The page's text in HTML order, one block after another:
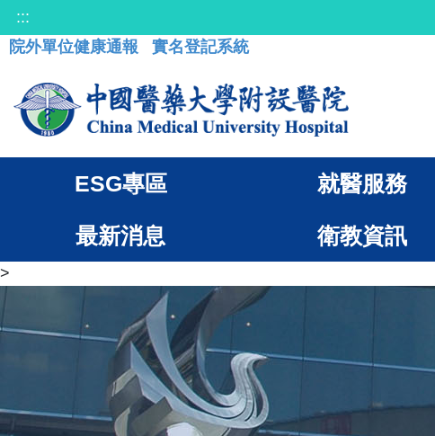
:::
院外單位健康通報
實名登記系統
ESG專區 就醫服務
最新消息 衛教資訊
>